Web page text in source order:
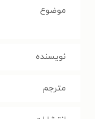
موضوع
نویسنده
مترجم